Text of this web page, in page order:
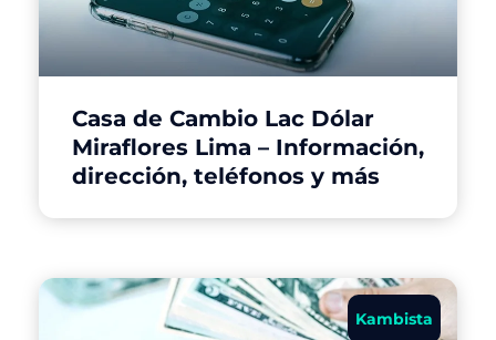
Casa de Cambio Lac Dólar
Miraflores Lima – Información,
dirección, teléfonos y más
Kambista